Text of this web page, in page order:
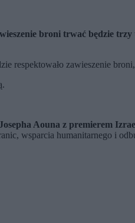
broni trwać będzie trzy
respektowało zawieszenie
Aouna z premierem
wsparcia humanitarnego i